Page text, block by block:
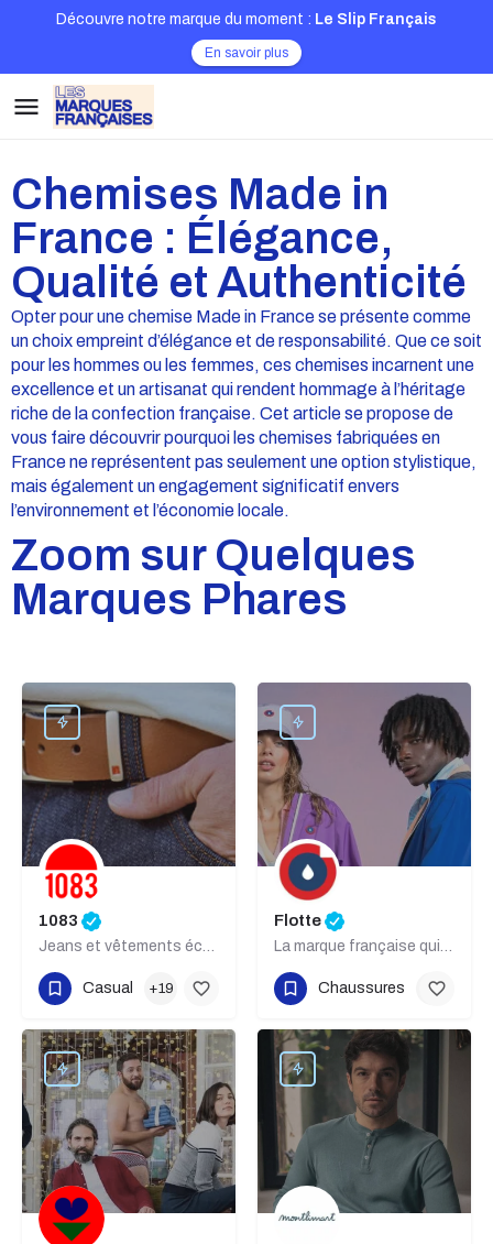
Découvre notre marque du moment : Le Slip Français
En savoir plus
Chemises Made in
France : Élégance,
Qualité et Authenticité
Opter pour une chemise Made in France se présente comme
un choix empreint d’élégance et de responsabilité. Que ce soit
pour les hommes ou les femmes, ces chemises incarnent une
excellence et un artisanat qui rendent hommage à l’héritage
riche de la confection française. Cet article se propose de
vous faire découvrir pourquoi les chemises fabriquées en
France ne représentent pas seulement une option stylistique,
mais également un engagement significatif envers
l’environnement et l’économie locale.
Zoom sur Quelques
Marques Phares
1083
Jeans et vêtements éco-conçus et Made in France
Casual +19
Flotte
La marque française qui rend la pluie colorée et éco-responsable
Chaussures +18